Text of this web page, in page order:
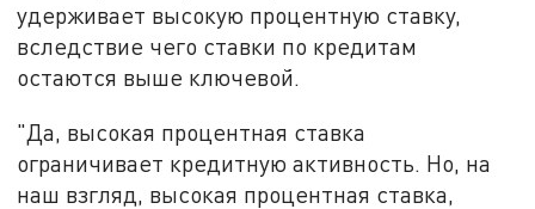
удерживает высокую процентную ставку,
вследствие чего ставки по кредитам
остаются выше ключевой.
"Да, высокая процентная ставка
ограничивает кредитную активность. Но, на
наш взгляд, высокая процентная ставка,